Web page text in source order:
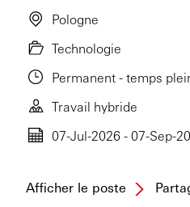
Pologne
Technologie
Permanent - temps
Travail hybride
07-Jul-2026 - 07-Sep-
Afficher le poste